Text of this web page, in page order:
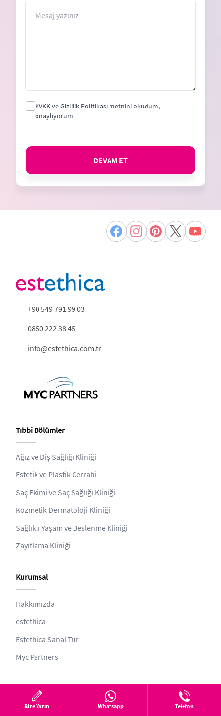
KVKK ve Gizlilik Politikası metnini okudum,
onaylıyorum.
DEVAM ET
+90 549 791 99 03
0850 222 38 45
info@estethica.com.tr
Tıbbi Bölümler
Ağız ve Diş Sağlığı Kliniği
Estetik ve Plastik Cerrahi
Saç Ekimi ve Saç Sağlığı Kliniği
Kozmetik Dermatoloji Kliniği
Sağlıklı Yaşam ve Beslenme Kliniği
Zayıflama Kliniği
Kurumsal
Hakkımızda
estethica
Estethica Sanal Tur
Myc Partners
Bize Yazın Whatsapp Telefon